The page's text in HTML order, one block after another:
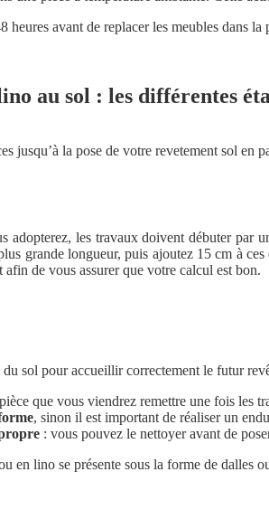
heures avant de replacer les meubles dans
au sol : les différentes
jusqu’à la pose de votre revetement sol
adopterez, les travaux doivent débuter par
grande longueur, puis ajoutez 15 cm à
de vous assurer que votre calcul est bon.
sol pour accueillir correctement le futur
que vous viendrez remettre une fois les
, sinon il est important de réaliser un
: vous pouvez le nettoyer avant de
en lino se présente sous la forme de dalles